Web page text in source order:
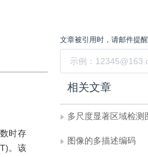
时存
。该
文章被引用时，请邮件提醒
相关文章
多尺度显著区域检测
图像的多描述编码